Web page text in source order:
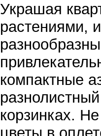
Украшая
растениями,
компактные
корзинках.